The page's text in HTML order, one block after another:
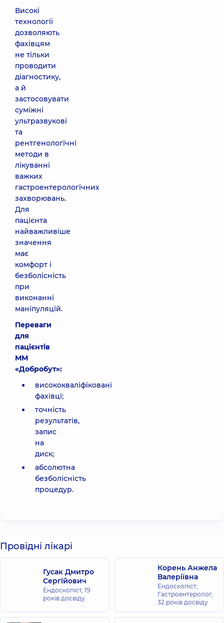
Високі
технології
дозволяють
фахівцям
не тільки
проводити
діагностику,
а й
застосовувати
суміжні
ультразвукові
та
рентгенологічні
методи в
лікуванні
важких
гастроентерологічних
захворювань.
Для
пацієнта
найважливіше
значення
має
комфорт і
безболісність
при
виконанні
маніпуляцій.
Переваги
для
пацієнтів
ММ
«Добробут»:
висококваліфіковані
фахівці;
точність
результатів,
запис
на
диск;
абсолютна
безболісність
процедур.
Провідні лікарі
Гусак Дмитро
Сергійович
Ендоскопіст, 19
років досвіду
Корень Анжела
Валеріївна
Ендоскопіст;
Гастроентеролог,
32 років досвіду